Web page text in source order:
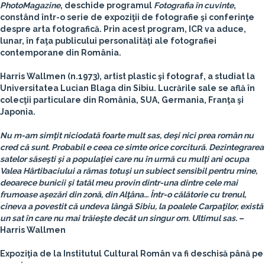
PhotoMagazine, deschide programul Fotografia în cuvinte,
constând într-o serie de expoziţii de fotografie şi conferinţe
despre arta fotografică. Prin acest program, ICR va aduce,
lunar, în faţa publicului personalităţi ale fotografiei
contemporane din România.
Harris Wallmen (n.1973), artist plastic şi fotograf, a studiat la
Universitatea Lucian Blaga din Sibiu. Lucrările sale se află în
colecţii particulare din România, SUA, Germania, Franţa şi
Japonia.
Nu m-am simţit niciodată foarte mult sas, deşi nici prea român nu
cred că sunt. Probabil e ceea ce simte orice corcitură. Dezintegrarea
satelor săseşti şi a populaţiei care nu în urmă cu mulţi ani ocupa
Valea Hârtibaciului a rămas totuşi un subiect sensibil pentru mine,
deoarece bunicii şi tatăl meu provin dintr-una dintre cele mai
frumoase aşezări din zonă, din Alţâna… Într-o călătorie cu trenul,
cineva a povestit că undeva lângă Sibiu, la poalele Carpaţilor, există
un sat în care nu mai trăieşte decât un singur om. Ultimul sas. –
Harris Wallmen
Expoziţia de la Institutul Cultural Român va fi deschisă până pe